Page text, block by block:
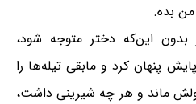
بده.
بدون این‌که دختر متوجه شود،
پنهان کرد و مابقی تیله‌ها را
ماند و هر چه شیرینی داشت،